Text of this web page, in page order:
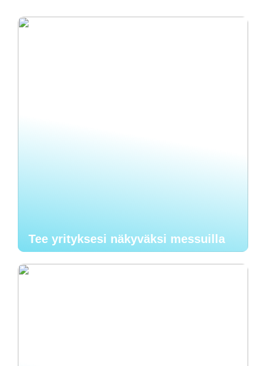
Tee yrityksesi näkyväksi messuilla